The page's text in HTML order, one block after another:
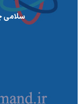
سلامی